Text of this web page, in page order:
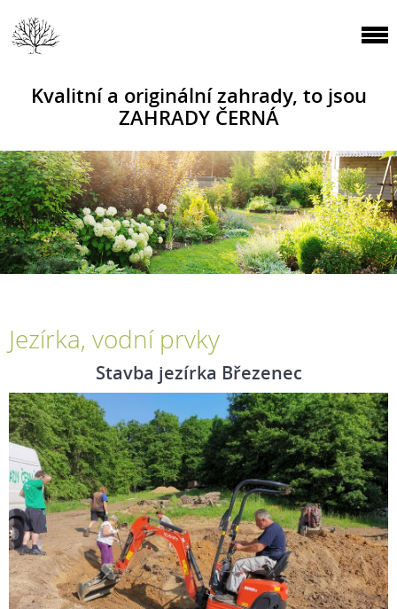
Kvalitní a originální zahrady, to jsou
ZAHRADY ČERNÁ
Jezírka, vodní prvky
Stavba jezírka Březenec